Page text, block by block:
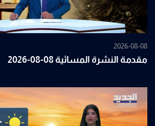
2026-08-08
مقدمة النشرة المسائية 08-08-2026